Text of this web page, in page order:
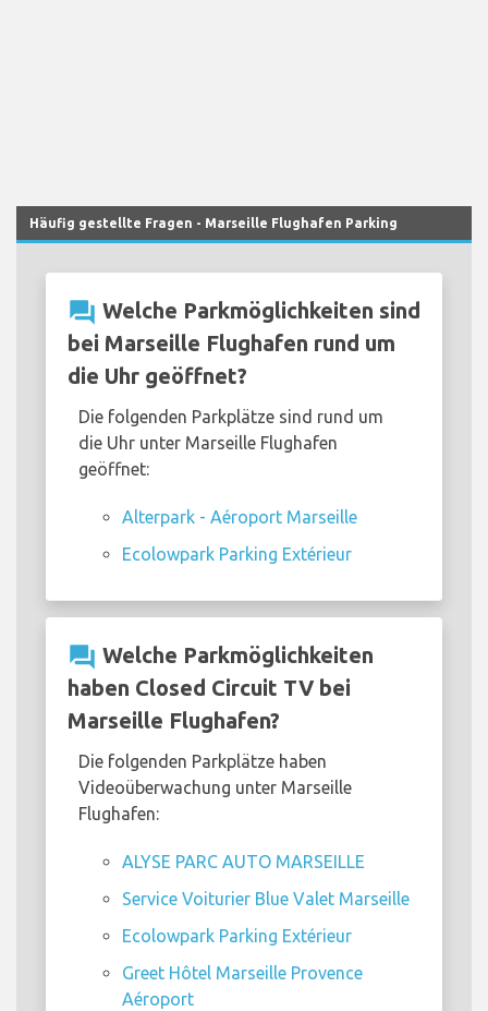
Häufig gestellte Fragen - Marseille Flughafen Parking
question_answer Welche Parkmöglichkeiten sind
bei Marseille Flughafen rund um
die Uhr geöffnet?
Die folgenden Parkplätze sind rund um
die Uhr unter Marseille Flughafen
geöffnet:
Alterpark - Aéroport Marseille
Ecolowpark Parking Extérieur
question_answer Welche Parkmöglichkeiten
haben Closed Circuit TV bei
Marseille Flughafen?
Die folgenden Parkplätze haben
Videoüberwachung unter Marseille
Flughafen:
ALYSE PARC AUTO MARSEILLE
Service Voiturier Blue Valet Marseille
Ecolowpark Parking Extérieur
Greet Hôtel Marseille Provence
Aéroport